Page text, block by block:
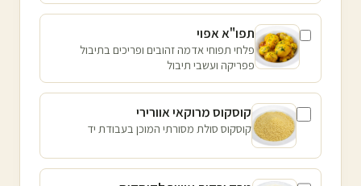
תפו"א אפוי
פלחי תפוחי אדמה זהובים ופריכים בתיבול
פפריקה ועשבי תיבול
קוסקוס מרוקאי אוורירי
קוסקוס סולת מסורתי המוכן בעבודת יד